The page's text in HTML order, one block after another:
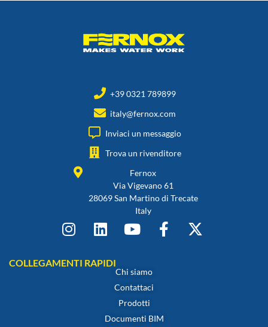
+39 0321 789899
italy@fernox.com
Inviaci un messaggio
Trova un rivenditore
Fernox
Via Vigevano 61
28069 San Martino di Trecate
Italy
COLLEGAMENTI RAPIDI
Chi siamo
Contattaci
Prodotti
Documenti BIM